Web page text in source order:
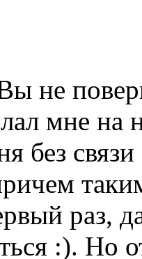
не
мне
без
раз,
:). Но